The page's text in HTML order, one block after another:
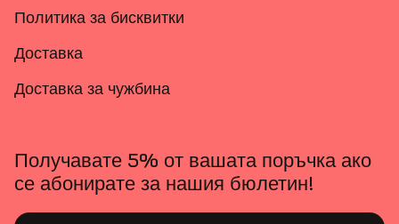
Политика за бисквитки
Доставка
Доставка за чужбина
Получавате 5% от вашата поръчка ако
се абонирате за нашия бюлетин!